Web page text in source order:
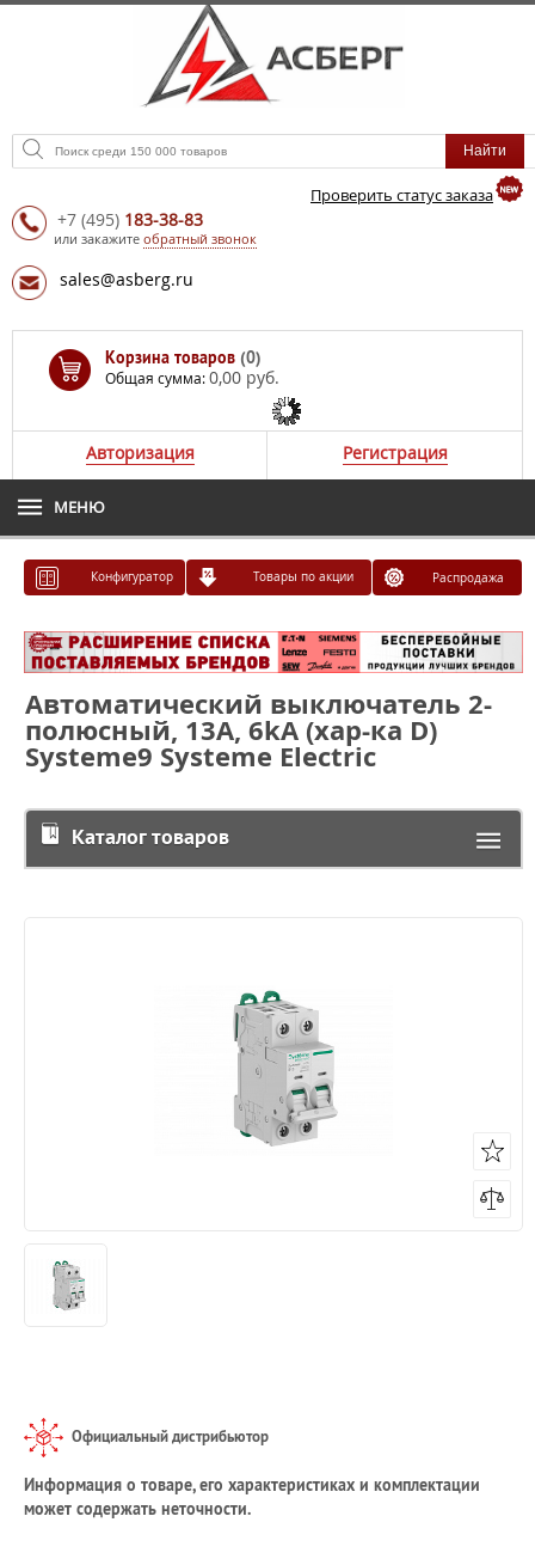
Проверить статус заказа
+7 (495) 183-38-83
или закажите обратный звонок
sales@asberg.ru
Корзина товаров (0)
Общая сумма:0,00 руб.
Авторизация Регистрация
МЕНЮ
Конфигуратор Товары по акции Распродажа
Автоматический выключатель 2-
полюсный, 13A, 6kA (хар-ка D)
Systeme9 Systeme Electric
Каталог товаров
Официальный дистрибьютор
Информация о товаре, его характеристиках и комплектации
может содержать неточности.